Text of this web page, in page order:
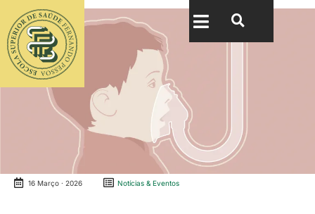
16 Março · 2026 Notícias & Eventos